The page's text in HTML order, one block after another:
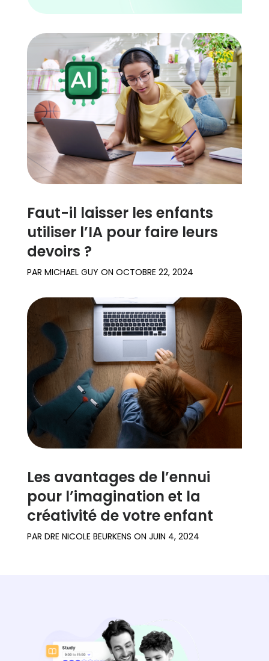
Faut-il laisser les enfants
utiliser l’IA pour faire leurs
devoirs ?
PAR MICHAEL GUY ON OCTOBRE 22, 2024
Les avantages de l’ennui
pour l’imagination et la
créativité de votre enfant
PAR DRE NICOLE BEURKENS ON JUIN 4, 2024